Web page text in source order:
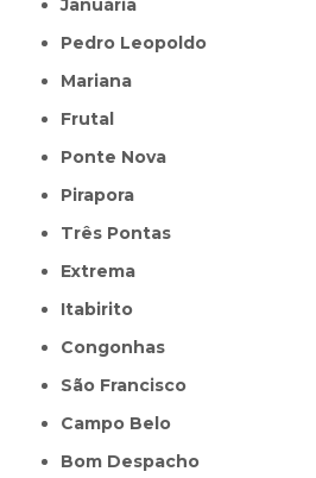
Januária
Pedro Leopoldo
Mariana
Frutal
Ponte Nova
Pirapora
Três Pontas
Extrema
Itabirito
Congonhas
São Francisco
Campo Belo
Bom Despacho